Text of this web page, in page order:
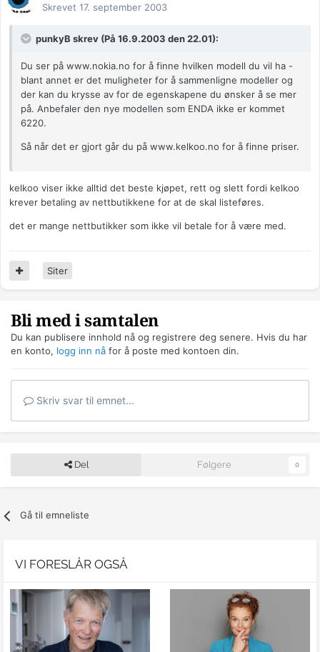
Skrevet 17. september 2003
punkyB skrev (På 16.9.2003 den 22.01):
Du ser på www.nokia.no for å finne hvilken modell du vil ha -
blant annet er det muligheter for å sammenligne modeller og
der kan du krysse av for de egenskapene du ønsker å se mer
på. Anbefaler den nye modellen som ENDA ikke er kommet
6220.
Så når det er gjort går du på www.kelkoo.no for å finne priser.
kelkoo viser ikke alltid det beste kjøpet, rett og slett fordi kelkoo
krever betaling av nettbutikkene for at de skal listeføres.
det er mange nettbutikker som ikke vil betale for å være med.
Siter
Bli med i samtalen
Du kan publisere innhold nå og registrere deg senere. Hvis du har
en konto, logg inn nå for å poste med kontoen din.
Skriv svar til emnet...
Del Følgere 0
Gå til emneliste
VI FORESLÅR OGSÅ